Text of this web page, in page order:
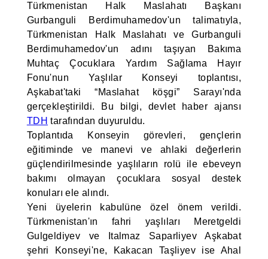
Türkmenistan Halk Maslahatı Başkanı
Gurbanguli Berdimuhamedov'un talimatıyla,
Türkmenistan Halk Maslahatı ve Gurbanguli
Berdimuhamedov'un adını taşıyan Bakıma
Muhtaç Çocuklara Yardım Sağlama Hayır
Fonu'nun Yaşlılar Konseyi toplantısı,
Aşkabat'taki “Maslahat köşgi” Sarayı'nda
gerçekleştirildi. Bu bilgi, devlet haber ajansı
TDH tarafından duyuruldu.
Toplantıda Konseyin görevleri, gençlerin
eğitiminde ve manevi ve ahlaki değerlerin
güçlendirilmesinde yaşlıların rolü ile ebeveyn
bakımı olmayan çocuklara sosyal destek
konuları ele alındı.
Yeni üyelerin kabulüne özel önem verildi.
Türkmenistan'ın fahri yaşlıları Meretgeldi
Gulgeldiyev ve Italmaz Saparliyev Aşkabat
şehri Konseyi'ne, Kakacan Taşliyev ise Ahal